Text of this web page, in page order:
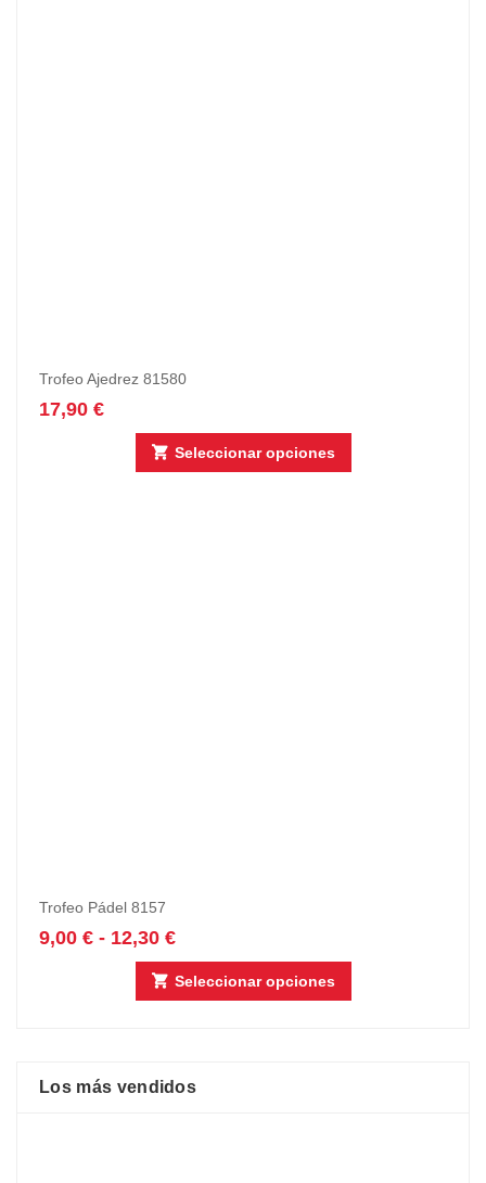
Trofeo Ajedrez 81580
17,90 €
Seleccionar opciones
Trofeo Pádel 8157
9,00 € - 12,30 €
Seleccionar opciones
Los más vendidos